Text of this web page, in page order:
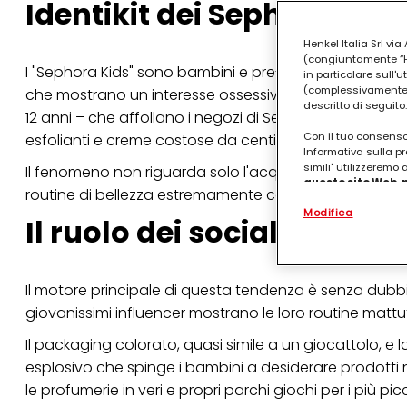
Identikit dei Sephora Kids
I "Sephora Kids" sono bambini e pre-adolescenti
che mostrano un interesse ossessivo per i prodotti
12 anni – che affollano i negozi di Sephora non per
esfolianti e creme costose da centinaia di euro.
Il fenomeno non riguarda solo l'acquisto, ma anche
routine di bellezza estremamente complesse che
Il ruolo dei social media e
Il motore principale di questa tendenza è senza
giovanissimi influencer mostrano le loro routine
Il packaging colorato, quasi simile a un giocattolo, e
esplosivo che spinge i bambini a desiderare
le profumerie in veri e propri parchi giochi per i più
Henkel Italia Srl via
(congiuntamente
in particolare
descritto di seguito.
Con il tuo
Informativa sulla
simili" utilizzeremo
questo sito
.
(rispettivamente
terzi, conservare
misurare e
Puoi trovare
collegata nel piè
qualsiasi momento
collegata nel piè di
periodo di
"modifica" di
Modifica